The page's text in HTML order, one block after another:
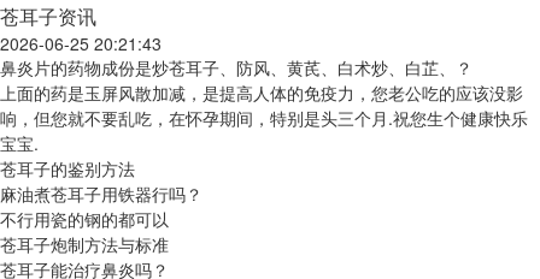
苍耳子资讯
2026-06-25 20:21:43
鼻炎片的药物成份是炒苍耳子、防风、黄芪、白术炒、白芷、？
上面的药是玉屏风散加减，是提高人体的免疫力，您老公吃的应该没影
响，但您就不要乱吃，在怀孕期间，特别是头三个月.祝您生个健康快乐
宝宝.
苍耳子的鉴别方法
麻油煮苍耳子用铁器行吗？
不行用瓷的钢的都可以
苍耳子炮制方法与标准
苍耳子能治疗鼻炎吗？